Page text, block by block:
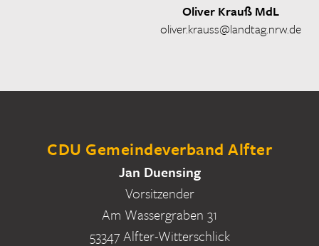
Oliver Krauß MdL
oliver.krauss@landtag.nrw.de
CDU Gemeindeverband Alfter
Jan Duensing
Vorsitzender
Am Wassergraben 31
53347 Alfter-Witterschlick